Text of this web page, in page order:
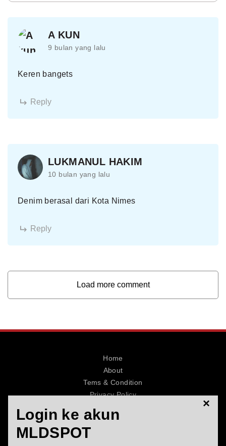
A KUN
9 bulan yang lalu
Keren bangets
Reply
LUKMANUL HAKIM
10 bulan yang lalu
Denim berasal dari Kota Nimes
Reply
Load more comment
Home
About
Tems & Condition
Privacy Policy
Login ke akun
MLDSPOT
×